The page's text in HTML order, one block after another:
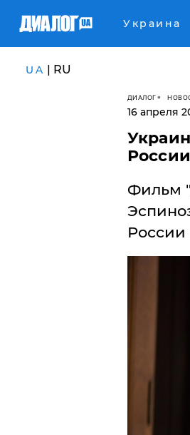
Украина
UA | RU
ДИАЛОГ
16 апреля
России
Фильм
России